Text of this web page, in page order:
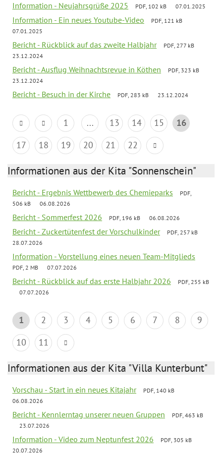
Information - Neujahrsgrüße 2025 PDF, 102 kB 07.01.2025
Information - Ein neues Youtube-Video
PDF, 121 kB
07.01.2025
Bericht - Rückblick auf das zweite Halbjahr
PDF, 277 kB
23.12.2024
Bericht - Ausflug Weihnachtsrevue in Köthen
PDF, 323 kB
23.12.2024
Bericht - Besuch in der Kirche PDF, 283 kB 23.12.2024
1 ... 13 14 15
16
17
18 19 20 21 22
Informationen aus der Kita "Sonnenschein"
Bericht - Ergebnis Wettbewerb des Chemieparks
PDF,
506 kB
06.08.2026
Bericht - Sommerfest 2026 PDF, 196 kB 06.08.2026
Bericht - Zuckertütenfest der Vorschulkinder
PDF, 257 kB
28.07.2026
Information - Vorstellung eines neuen Team-Mitglieds
PDF, 2 MB 07.07.2026
Bericht - Rückblick auf das erste Halbjahr 2026
PDF, 255 kB
07.07.2026
1 2 3 4 5 6 7 8
9
10
11
Informationen aus der Kita "Villa Kunterbunt"
Vorschau - Start in ein neues Kitajahr
PDF, 140 kB
06.08.2026
Bericht - Kennlerntag unserer neuen Gruppen
PDF, 463 kB
23.07.2026
Information - Video zum Neptunfest 2026
PDF, 305 kB
20.07.2026